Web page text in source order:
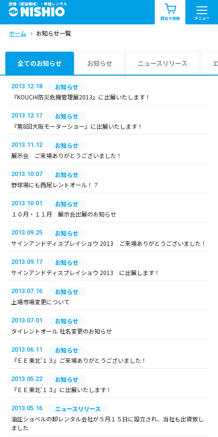
建機（建設機械）・重機レンタル
問合せ依頼 メニュー
商品一覧 お知らせ一覧
問合せ依頼リスト
エリア情報を見る
ホーム お知らせ一覧
全てのお知らせ お知らせ ニュースリリース
2013.12.18
お知らせ
『KOUCHI防災危機管理展2013』に出展いたします！
2013.12.17
お知らせ
『第8回大阪モーターショー』に出展いたします！
2013.11.12
お知らせ
展示会 ご来場ありがとうございました！
2013.10.07
お知らせ
野球場にも西尾レントオール！？
2013.10.01
お知らせ
１０月・１１月 展示会出展のお知らせ
2013.09.25
お知らせ
サインアンドディスプレイショウ 2013 ご来場ありがとうございました！
2013.09.17
お知らせ
サインアンドディスプレイショウ 2013 に出展します！
2013.07.16
お知らせ
上場市場変更について
2013.07.01
お知らせ
タイレントオール 社名変更のお知らせ
2013.06.11
お知らせ
『ＥＥ東北’１３』ご来場ありがとうございました！
2013.05.22
お知らせ
『ＥＥ東北’１３』に出展いたします！
2013.05.16
ニュースリリース
油圧ショベルの卸レンタル会社が５月１５日に設立され、当社も出資致し
ました